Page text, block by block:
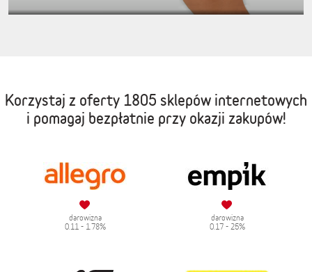
Korzystaj z oferty 1805 sklepów internetowych
i pomagaj bezpłatnie przy okazji zakupów!
darowizna
0.11 - 1.78%
darowizna
0.17 - 25%